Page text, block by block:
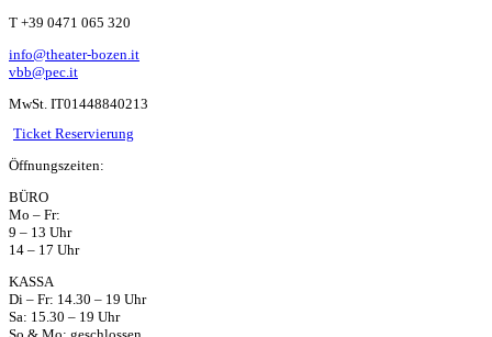
T +39 0471 065 320
info@theater-bozen.it
vbb@pec.it
MwSt. IT01448840213
W
ha
ts
ap
p
Ticket Reservierung
Öffnungszeiten:
BÜRO
Mo – Fr:
9 – 13 Uhr
14 – 17 Uhr
KASSA
Di – Fr: 14.30 – 19 Uhr
Sa: 15.30 – 19 Uhr